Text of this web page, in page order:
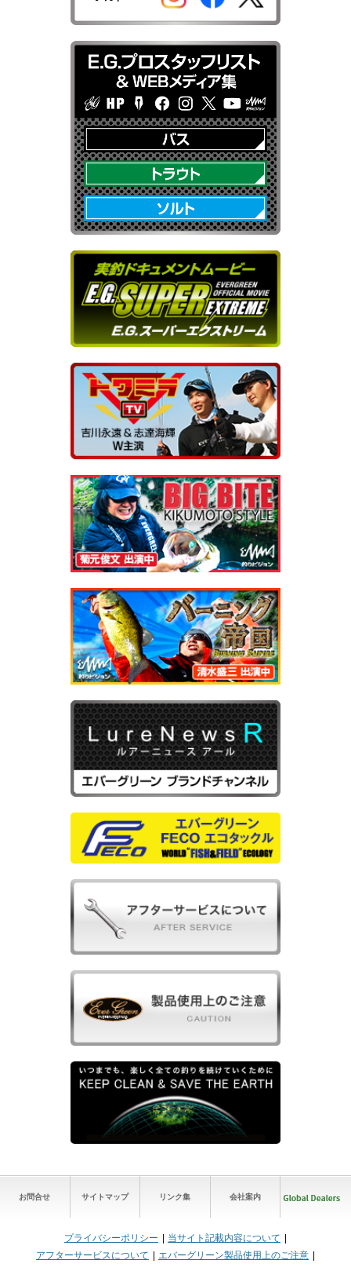
お問合せ サイトマップ リンク集 会社案内
プライバシーポリシー
当サイト記載内容について
アフターサービスについて
エバーグリーン製品使用上のご注意